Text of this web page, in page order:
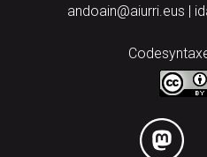
andoain@aiurri.eus |